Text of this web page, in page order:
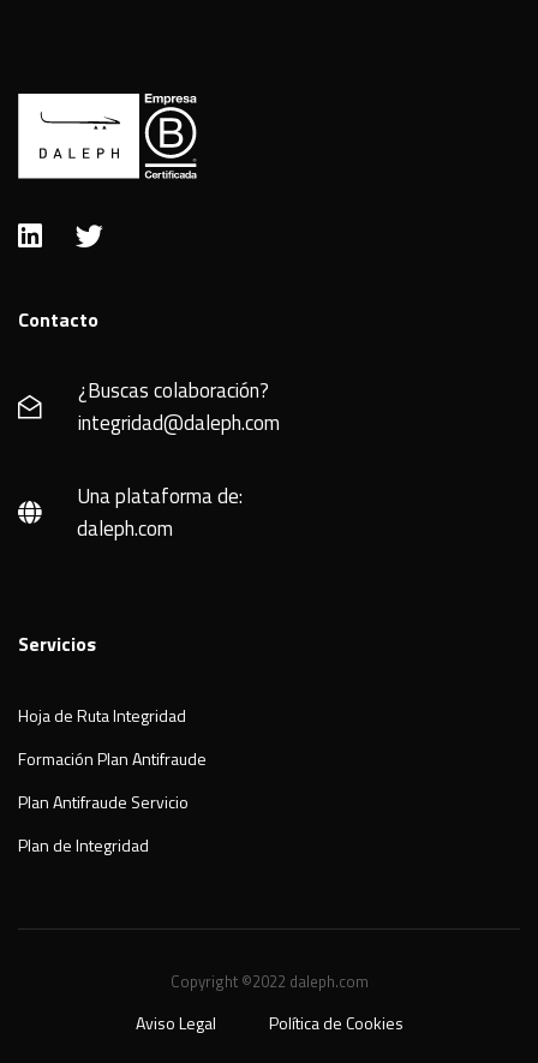
Contacto
¿Buscas colaboración?
integridad@daleph.com
Una plataforma de:
daleph.com
Servicios
Hoja de Ruta Integridad
Formación Plan Antifraude
Plan Antifraude Servicio
Plan de Integridad
Copyright ©2022 daleph.com
Aviso Legal Política de Cookies